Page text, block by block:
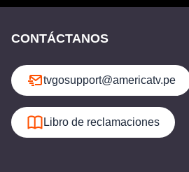
CONTÁCTANOS
tvgosupport@americatv.pe
Libro de reclamaciones